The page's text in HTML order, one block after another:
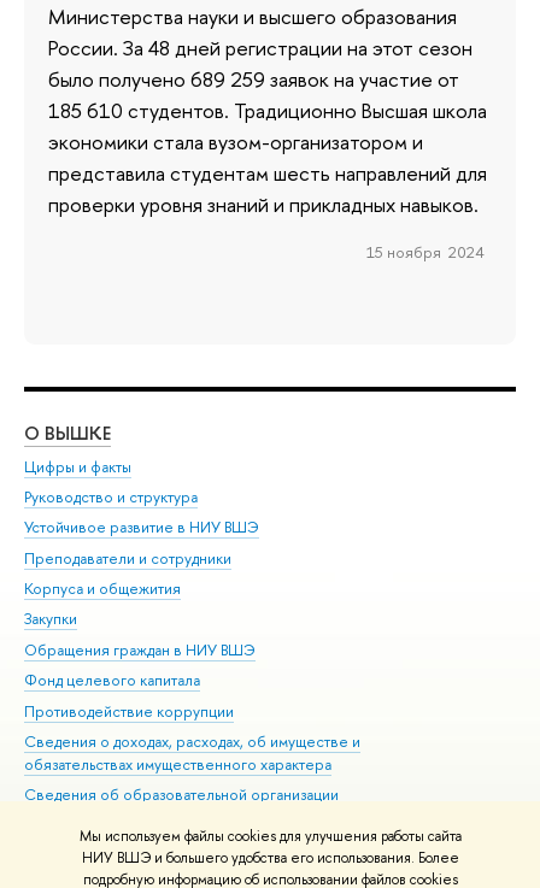
Мы используем файлы cookies для улучшения работы сайта
НИУ ВШЭ и большего удобства его использования. Более
подробную информацию об использовании файлов cookies
Министерства науки и высшего образования
России. За 48 дней регистрации на этот сезон
было получено 689 259 заявок на участие от
185 610 студентов. Традиционно Высшая школа
экономики стала вузом-организатором и
представила студентам шесть направлений для
проверки уровня знаний и прикладных навыков.
15 ноября 2024
О ВЫШКЕ
Цифры и факты
Руководство и структура
Устойчивое развитие в НИУ ВШЭ
Преподаватели и сотрудники
Корпуса и общежития
Закупки
Обращения граждан в НИУ ВШЭ
Фонд целевого капитала
Противодействие коррупции
Сведения о доходах, расходах, об имуществе и
обязательствах имущественного характера
Сведения об образовательной организации
Людям с ограниченными возможностями здоровья
Единая платежная страница